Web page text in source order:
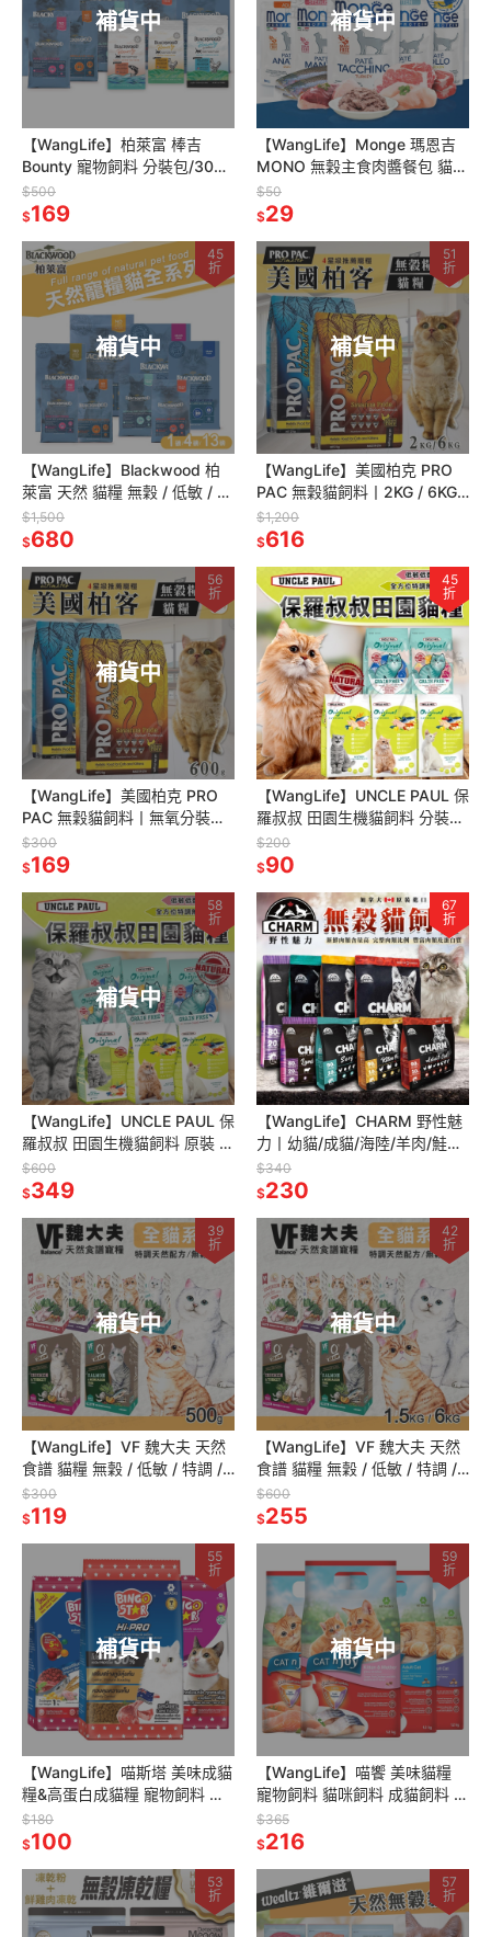
補貨中
【WangLife】柏萊富 棒吉
Bounty 寵物飼料 分裝包/300G
貓咪飼料 海陸組合 貓咪乾糧 貓
飼料
$500
$169
補貨中
【WangLife】Monge 瑪恩吉
MONO 無穀主食肉醬餐包 貓糧
貓用濕糧 幼貓/結紮貓/成貓 貓
飼料 餐包
$50
$29
補貨中
45
折
【WangLife】Blackwood 柏
萊富 天然 貓糧 無穀 / 低敏 / 特
調 / 養生 全系列 貓飼料
$1,500
$680
補貨中
51
折
【WangLife】美國柏克 PRO
PAC 無穀貓飼料丨2KG / 6KG
丨天然貓飼料 貓飼料 無穀全齡
貓糧 寵物
$1,200
$616
補貨中
56
折
【WangLife】美國柏克 PRO
PAC 無穀貓飼料丨無氧分裝包
600g丨天然貓飼料 貓飼料 無
穀全齡貓糧
$300
$169
45
折
【WangLife】UNCLE PAUL 保
羅叔叔 田園生機貓飼料 分裝包
全齡貓/長毛貓/低敏成貓/體態
貓/無穀
$200
$90
補貨中
58
折
【WangLife】UNCLE PAUL 保
羅叔叔 田園生機貓飼料 原裝 全
系列 貓糧 飼料 無穀貓飼料 貓
食品 寵糧
$600
$349
67
折
【WangLife】CHARM 野性魅
力丨幼貓/成貓/海陸/羊肉/鮭魚
340g/600g∣貓糧 貓飼料 寵
物
$340
$230
補貨中
39
折
【WangLife】VF 魏大夫 天然
食譜 貓糧 無穀 / 低敏 / 特調 /
養生 500G 貓飼料
$300
$119
補貨中
42
折
【WangLife】VF 魏大夫 天然
食譜 貓糧 無穀 / 低敏 / 特調 /
養生 1.5KG/6KG 貓飼料
$600
$255
補貨中
55
折
【WangLife】喵斯塔 美味成貓
糧&高蛋白成貓糧 寵物飼料 貓
飼料 貓乾糧
$180
$100
補貨中
59
折
【WangLife】喵饗 美味貓糧
寵物飼料 貓咪飼料 成貓飼料 貓
乾糧 貓食品
$365
$216
53
折
57
折